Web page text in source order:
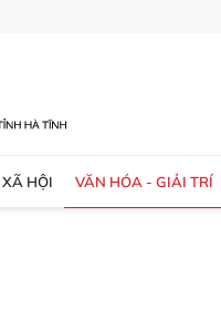
XÃ HỘI VĂN HÓA - GIẢI TRÍ